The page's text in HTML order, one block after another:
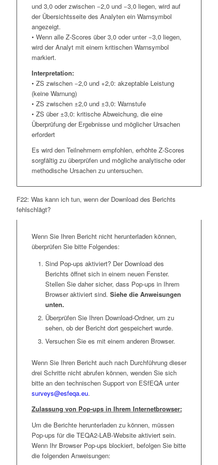
und 3,0 oder zwischen −2,0 und −3,0 liegen, wird auf
der Übersichtsseite des Analyten ein Warnsymbol
angezeigt.
• Wenn alle Z-Scores über 3,0 oder unter −3,0 liegen,
wird der Analyt mit einem kritischen Warnsymbol
markiert.
Interpretation:
• ZS zwischen −2,0 und +2,0: akzeptable Leistung
(keine Warnung)
• ZS zwischen ±2,0 und ±3,0: Warnstufe
• ZS über ±3,0: kritische Abweichung, die eine
Überprüfung der Ergebnisse und möglicher Ursachen
erfordert
Es wird den Teilnehmern empfohlen, erhöhte Z-Scores
sorgfältig zu überprüfen und mögliche analytische oder
methodische Ursachen zu untersuchen.
F22: Was kann ich tun, wenn der Download des Berichts
fehlschlägt?
Wenn Sie Ihren Bericht nicht herunterladen können,
überprüfen Sie bitte Folgendes:
Sind Pop-ups aktiviert? Der Download des
Berichts öffnet sich in einem neuen Fenster.
Stellen Sie daher sicher, dass Pop-ups in Ihrem
Browser aktiviert sind. Siehe die Anweisungen
unten.
Überprüfen Sie Ihren Download-Ordner, um zu
sehen, ob der Bericht dort gespeichert wurde.
Versuchen Sie es mit einem anderen Browser.
Wenn Sie Ihren Bericht auch nach Durchführung dieser
drei Schritte nicht abrufen können, wenden Sie sich
bitte an den technischen Support von ESfEQA unter
surveys@esfeqa.eu.
Zulassung von Pop-ups in Ihrem Internetbrowser:
Um die Berichte herunterladen zu können, müssen
Pop-ups für die TEQA2-LAB-Website aktiviert sein.
Wenn Ihr Browser Pop-ups blockiert, befolgen Sie bitte
die folgenden Anweisungen: